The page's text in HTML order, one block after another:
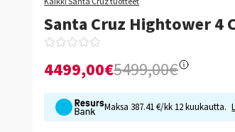
Santa Cruz Hightower 4
4499,00€5499,00€
Maksa 387.41 €/kk 12 kuukautta.